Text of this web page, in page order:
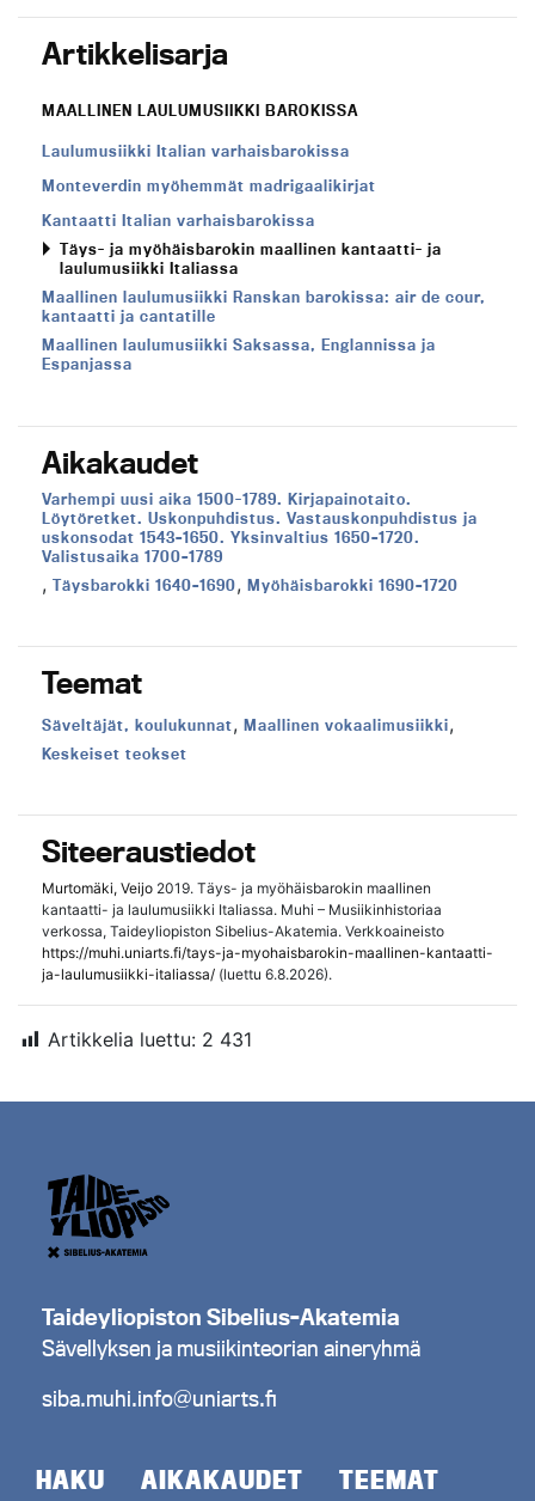
Artikkelisarja
MAALLINEN LAULUMUSIIKKI BAROKISSA
Laulumusiikki Italian varhaisbarokissa
Monteverdin myöhemmät madrigaalikirjat
Kantaatti Italian varhaisbarokissa
Täys- ja myöhäisbarokin maallinen kantaatti- ja
laulumusiikki Italiassa
Maallinen laulumusiikki Ranskan barokissa: air de cour,
kantaatti ja cantatille
Maallinen laulumusiikki Saksassa, Englannissa ja
Espanjassa
Aikakaudet
Aikakausi:
Varhempi uusi aika 1500-1789. Kirjapainotaito.
Löytöretket. Uskonpuhdistus. Vastauskonpuhdistus ja
uskonsodat 1543–1650. Yksinvaltius 1650–1720.
Valistusaika 1700–1789
, Aikakausi:
Täysbarokki 1640–1690, Aikakausi:
Myöhäisbarokki 1690–1720
Teemat
Teema:
Säveltäjät, koulukunnat, Teema:
Maallinen vokaalimusiikki,
Teema:
Keskeiset teokset
Siteeraustiedot
Murtomäki, Veijo 2019. Täys- ja myöhäisbarokin maallinen
kantaatti- ja laulumusiikki Italiassa. Muhi – Musiikinhistoriaa
verkossa, Taideyliopiston Sibelius-Akatemia. Verkkoaineisto
https://muhi.uniarts.fi/tays-ja-myohaisbarokin-maallinen-kantaatti-
ja-laulumusiikki-italiassa/ (luettu 6.8.2026).
Artikkelia luettu: 2 431
Taideyliopiston Sibelius-Akatemia
Sävellyksen ja musiikinteorian aineryhmä
siba.muhi.info@uniarts.fi
HAKU AIKAKAUDET TEEMAT